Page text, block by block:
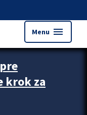
Menu menu
krok za